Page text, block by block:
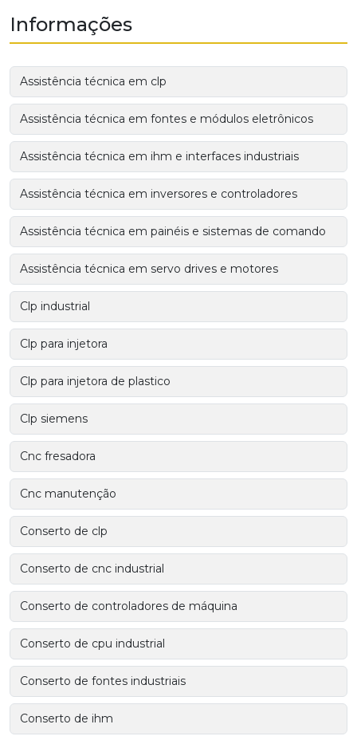
Informações
Assistência técnica em clp
Assistência técnica em fontes e módulos eletrônicos
Assistência técnica em ihm e interfaces industriais
Assistência técnica em inversores e controladores
Assistência técnica em painéis e sistemas de comando
Assistência técnica em servo drives e motores
Clp industrial
Clp para injetora
Clp para injetora de plastico
Clp siemens
Cnc fresadora
Cnc manutenção
Conserto de clp
Conserto de cnc industrial
Conserto de controladores de máquina
Conserto de cpu industrial
Conserto de fontes industriais
Conserto de ihm